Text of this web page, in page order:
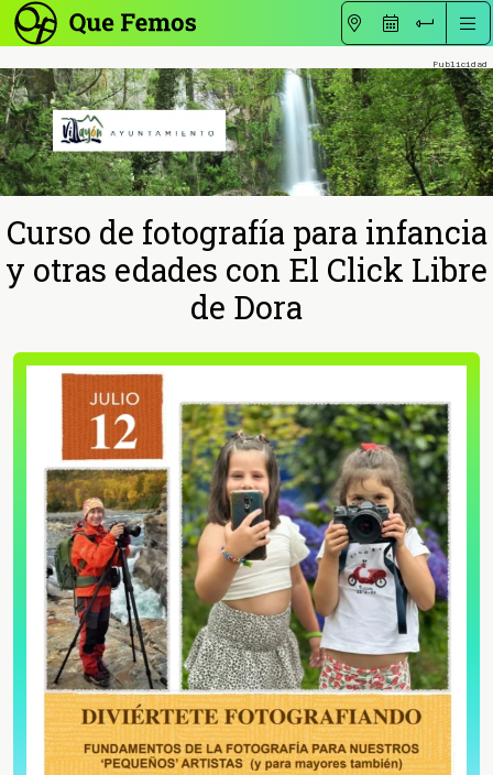
Curso de fotografía para infancia
y otras edades con El Click Libre
de Dora